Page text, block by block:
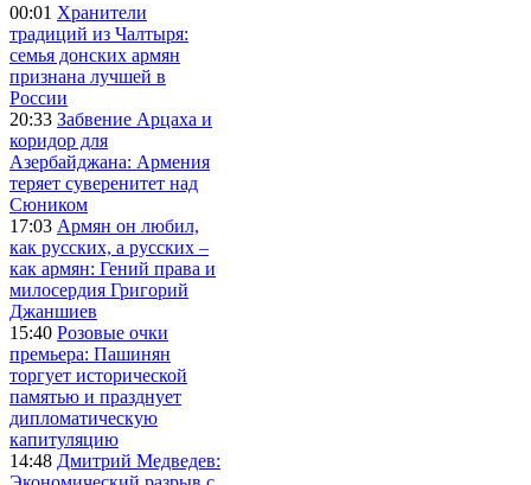
00:01 Хранители
традиций из Чалтыря:
семья донских армян
признана лучшей в
России
20:33 Забвение Арцаха и
коридор для
Азербайджана: Армения
теряет суверенитет над
Сюником
17:03 Армян он любил,
как русских, а русских –
как армян: Гений права и
милосердия Григорий
Джаншиев
15:40 Розовые очки
премьера: Пашинян
торгует исторической
памятью и празднует
дипломатическую
капитуляцию
14:48 Дмитрий Медведев: